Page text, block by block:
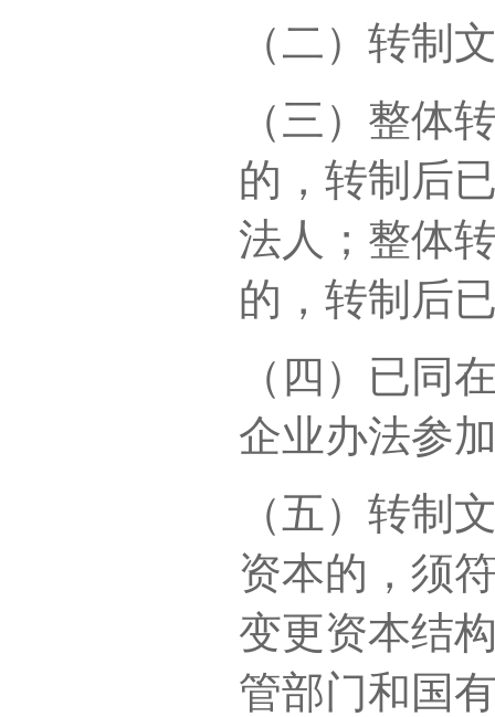
（二）转制
（三）整体
的，转制后
法人；整体
的，转制后
（四）已同
企业办法参
（五）转制
资本的，须
变更资本结
管部门和国